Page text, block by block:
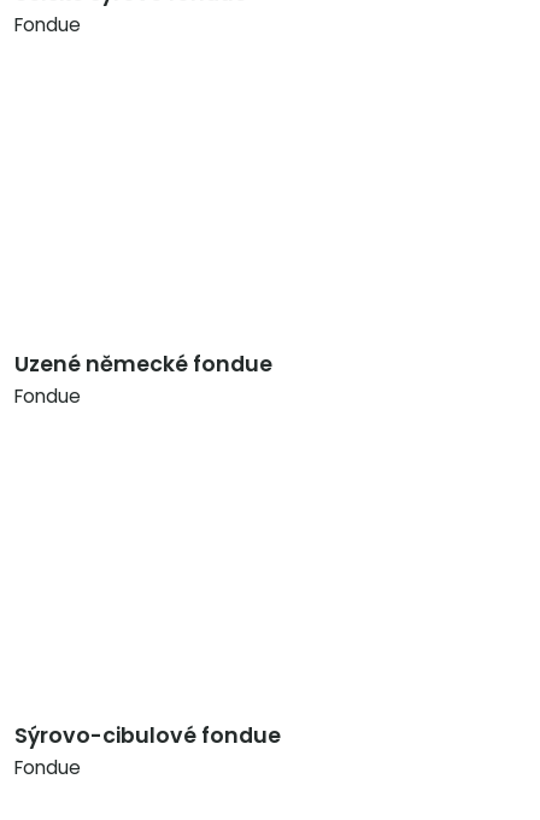
Fondue
Uzené německé fondue
Fondue
Sýrovo-cibulové fondue
Fondue